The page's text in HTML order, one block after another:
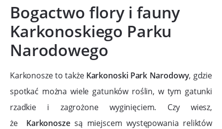
Bogactwo flory i fauny
Karkonoskiego Parku
Narodowego
Karkonosze to także Karkonoski Park Narodowy, gdzie
spotkać można wiele gatunków roślin, w tym gatunki
rzadkie i zagrożone wyginięciem. Czy wiesz,
że Karkonoszesą miejscem występowania reliktów